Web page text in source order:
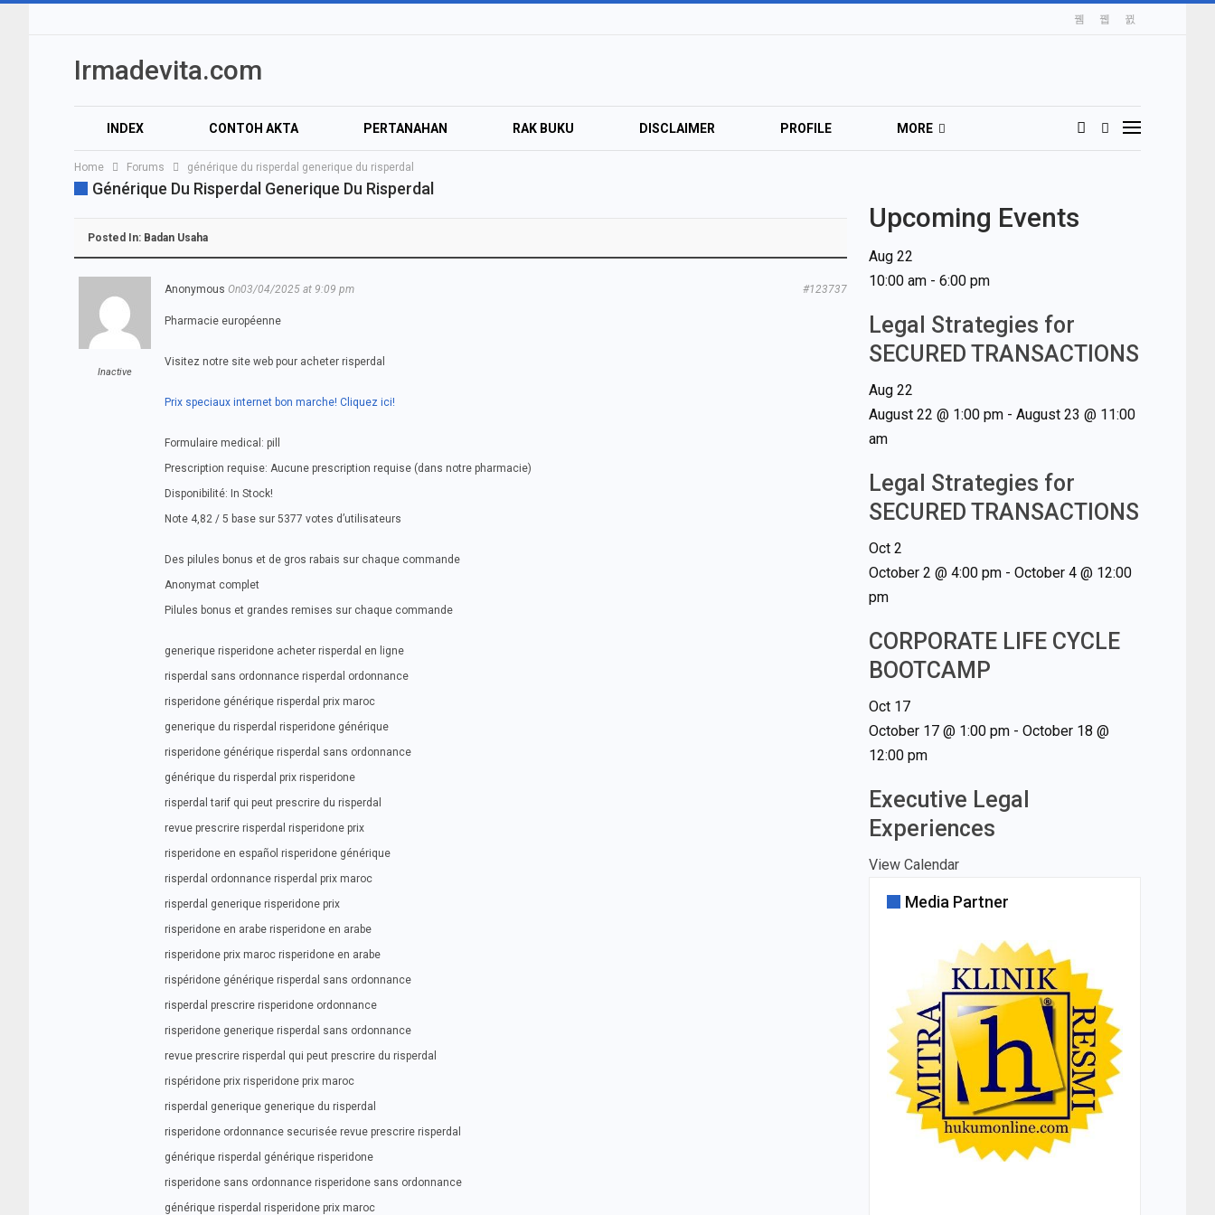
Irmadevita.com
INDEX CONTOH AKTA PERTANAHAN RAK BUKU DISCLAIMER PROFILE MORE
Home Forums générique du risperdal generique du risperdal
Générique Du Risperdal Generique Du Risperdal
Posted In: Badan Usaha
Inactive
Anonymous On03/04/2025 at 9:09 pm #123737
Pharmacie européenne
Visitez notre site web pour acheter risperdal
Prix speciaux internet bon marche! Cliquez ici!
Formulaire medical: pill
Prescription requise: Aucune prescription requise (dans notre pharmacie)
Disponibilité: In Stock!
Note 4,82 / 5 base sur 5377 votes d’utilisateurs
Des pilules bonus et de gros rabais sur chaque commande
Anonymat complet
Pilules bonus et grandes remises sur chaque commande
generique risperidone acheter risperdal en ligne
risperdal sans ordonnance risperdal ordonnance
risperidone générique risperdal prix maroc
generique du risperdal risperidone générique
risperidone générique risperdal sans ordonnance
générique du risperdal prix risperidone
risperdal tarif qui peut prescrire du risperdal
revue prescrire risperdal risperidone prix
risperidone en español risperidone générique
risperdal ordonnance risperdal prix maroc
risperdal generique risperidone prix
risperidone en arabe risperidone en arabe
risperidone prix maroc risperidone en arabe
rispéridone générique risperdal sans ordonnance
risperdal prescrire risperidone ordonnance
risperidone generique risperdal sans ordonnance
revue prescrire risperdal qui peut prescrire du risperdal
rispéridone prix risperidone prix maroc
risperdal generique generique du risperdal
risperidone ordonnance securisée revue prescrire risperdal
générique risperdal générique risperidone
risperidone sans ordonnance risperidone sans ordonnance
générique risperdal risperidone prix maroc
Upcoming Events
Aug 22
10:00 am- 6:00 pm
Legal Strategies for
SECURED TRANSACTIONS
Aug 22
August 22 @ 1:00 pm- August 23 @ 11:00
am
Legal Strategies for
SECURED TRANSACTIONS
Oct 2
October 2 @ 4:00 pm- October 4 @ 12:00
pm
CORPORATE LIFE CYCLE
BOOTCAMP
Oct 17
October 17 @ 1:00 pm- October 18 @
12:00 pm
Executive Legal
Experiences
View Calendar
Media Partner